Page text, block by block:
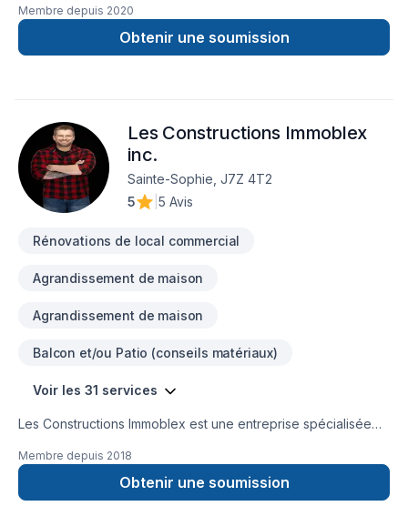
Membre depuis 2020
Obtenir une soumission
Les Constructions Immoblex
inc.
Sainte-Sophie, J7Z 4T2
5
5 Avis
Rénovations de local commercial
Agrandissement de maison
Agrandissement de maison
Balcon et/ou Patio (conseils matériaux)
Voir les 31 services
Les Constructions Immoblex est une entreprise spécialisée
complète de services pour les projets d'agrandissement, de
coffrage isolant et de constructions neuves et commerciales.
Forte d'une expertise solide et d'un engagement envers
Membre depuis 2018
Obtenir une soumission